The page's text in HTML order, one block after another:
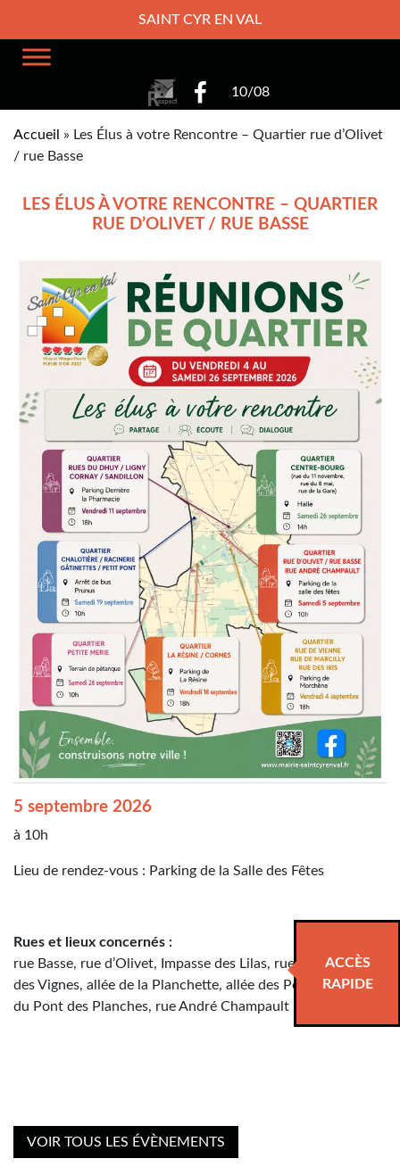
SAINT CYR EN VAL
10/08
ACCÈS
RAPIDE
Accueil » Les Élus à votre Rencontre – Quartier rue d’Olivet
/ rue Basse
LES ÉLUS À VOTRE RENCONTRE – QUARTIER
RUE D’OLIVET / RUE BASSE
5 septembre 2026
à 10h
Lieu de rendez-vous : Parking de la Salle des Fêtes
Rues et lieux concernés :
rue Basse, rue d’Olivet, Impasse des Lilas, rue du Dhuy, allée
des Vignes, allée de la Planchette, allée des Peupliers, rue
du Pont des Planches, rue André Champault
VOIR TOUS LES ÉVÈNEMENTS